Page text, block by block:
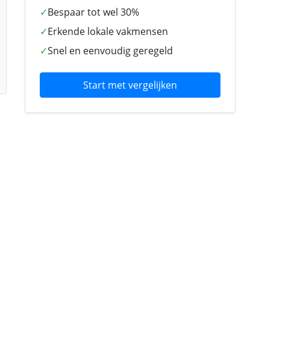
✓Bespaar tot wel 30%
✓Erkende lokale vakmensen
✓Snel en eenvoudig geregeld
Start met vergelijken